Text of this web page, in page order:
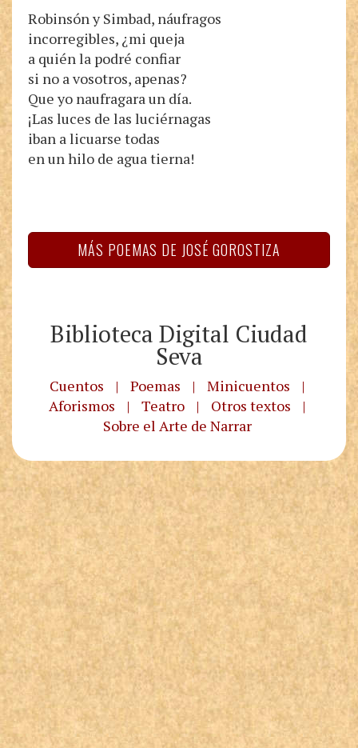
Robinsón y Simbad, náufragos
incorregibles, ¿mi queja
a quién la podré confiar
si no a vosotros, apenas?
Que yo naufragara un día.
¡Las luces de las luciérnagas
iban a licuarse todas
en un hilo de agua tierna!
MÁS POEMAS DE JOSÉ GOROSTIZA
Biblioteca Digital Ciudad
Seva
Cuentos | Poemas | Minicuentos
|
Aforismos
| Teatro | Otros textos
|
Sobre el Arte de Narrar